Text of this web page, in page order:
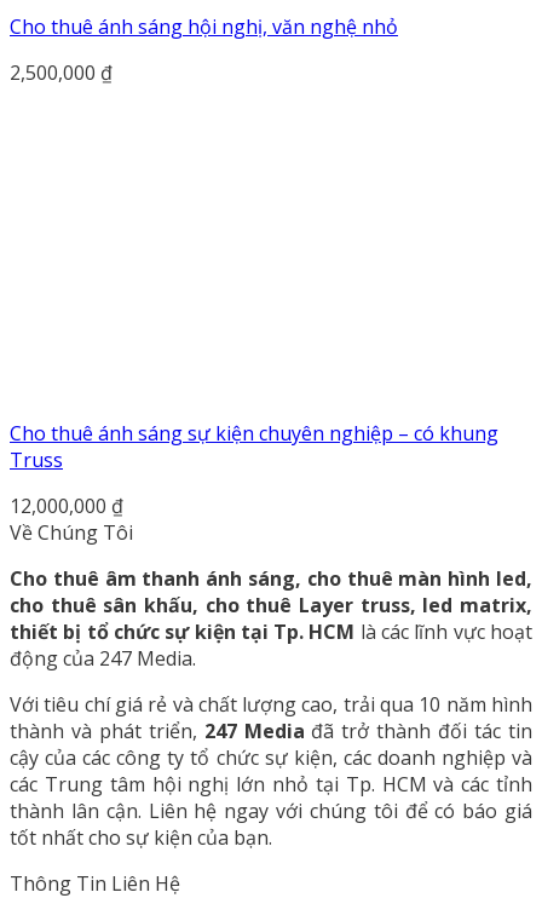
Cho thuê ánh sáng hội nghị, văn nghệ nhỏ
2,500,000 ₫
Cho thuê ánh sáng sự kiện chuyên nghiệp – có khung
Truss
12,000,000 ₫
Về Chúng Tôi
Cho thuê âm thanh ánh sáng, cho thuê màn hình led,
cho thuê sân khấu, cho thuê Layer truss, led matrix,
thiết bị tổ chức sự kiện tại Tp. HCM là các lĩnh vực hoạt
động của 247 Media.
Với tiêu chí giá rẻ và chất lượng cao, trải qua 10 năm hình
thành và phát triển, 247 Media đã trở thành đối tác tin
cậy của các công ty tổ chức sự kiện, các doanh nghiệp và
các Trung tâm hội nghị lớn nhỏ tại Tp. HCM và các tỉnh
thành lân cận. Liên hệ ngay với chúng tôi để có báo giá
tốt nhất cho sự kiện của bạn.
Thông Tin Liên Hệ